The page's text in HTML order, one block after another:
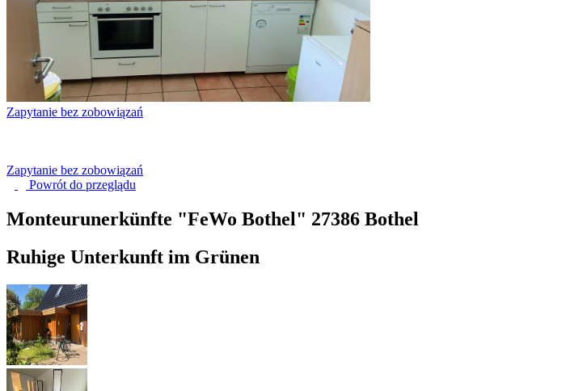
Zapytanie bez zobowiązań
Zapytanie bez zobowiązań
Powrót do przeglądu
Monteurunerkünfte "FeWo Bothel" 27386 Bothel
Ruhige Unterkunft im Grünen